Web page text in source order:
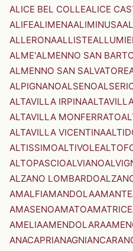
ALICE BEL COLLEALICE
ALIFEALIMENAALIMINUSA
ALLERONAALLISTE
ALME'ALMENNO SAN
ALMENNO SAN SALVATORE
ALPIGNANOALSENO
ALTAVILLA IRPINA
ALTAVILLA MONFERRATO
ALTAVILLA VICENTINA
ALTISSIMOALTIVOLE
ALTOPASCIOALVIANO
ALZANO LOMBARDO
AMALFIAMANDOLA
AMASENOAMATOAMATRICE
AMELIAAMENDOLARA
ANACAPRIANAGNI